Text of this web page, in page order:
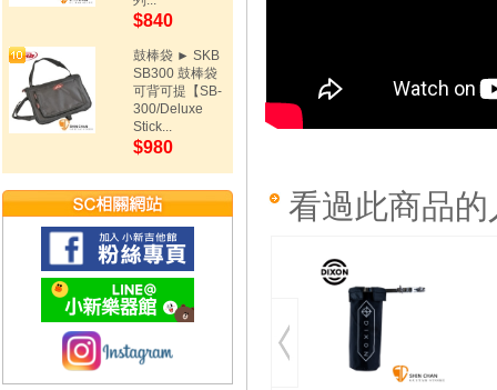
$840
鼓棒袋 ► SKB
SB300 鼓棒袋
可背可提【SB-
300/Deluxe
Stick...
$980
看過此商品